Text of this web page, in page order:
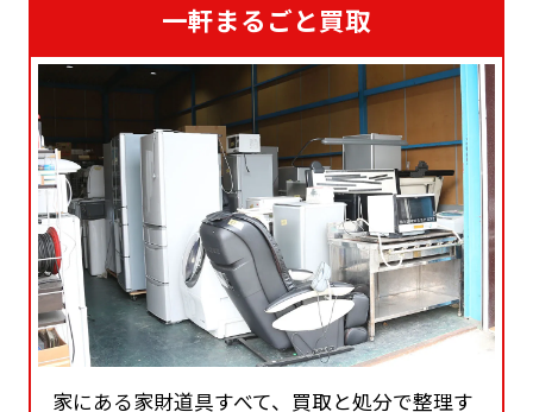
一軒まるごと買取
家にある家財道具すべて、買取と処分で整理す